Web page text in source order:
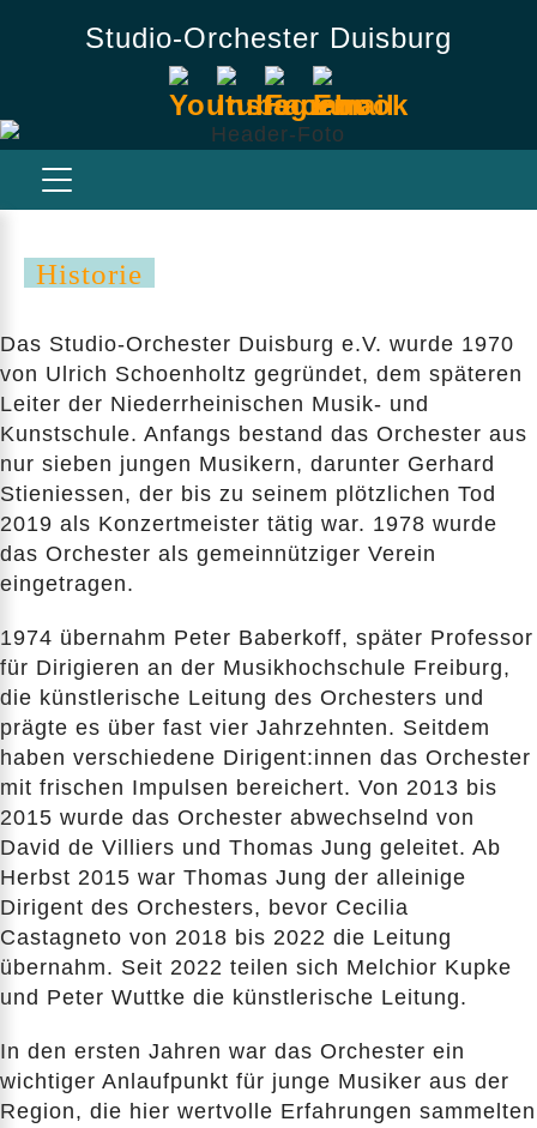
Studio-Orchester Duisburg
Historie
Das Studio-Orchester Duisburg e.V. wurde 1970
von Ulrich Schoenholtz gegründet, dem späteren
Leiter der Niederrheinischen Musik- und
Kunstschule. Anfangs bestand das Orchester aus
nur sieben jungen Musikern, darunter Gerhard
Stieniessen, der bis zu seinem plötzlichen Tod
2019 als Konzertmeister tätig war. 1978 wurde
das Orchester als gemeinnütziger Verein
eingetragen.
1974 übernahm Peter Baberkoff, später Professor
für Dirigieren an der Musikhochschule Freiburg,
die künstlerische Leitung des Orchesters und
prägte es über fast vier Jahrzehnten. Seitdem
haben verschiedene Dirigent:innen das Orchester
mit frischen Impulsen bereichert. Von 2013 bis
2015 wurde das Orchester abwechselnd von
David de Villiers und Thomas Jung geleitet. Ab
Herbst 2015 war Thomas Jung der alleinige
Dirigent des Orchesters, bevor Cecilia
Castagneto von 2018 bis 2022 die Leitung
übernahm. Seit 2022 teilen sich Melchior Kupke
und Peter Wuttke die künstlerische Leitung.
In den ersten Jahren war das Orchester ein
wichtiger Anlaufpunkt für junge Musiker aus der
Region, die hier wertvolle Erfahrungen sammelten